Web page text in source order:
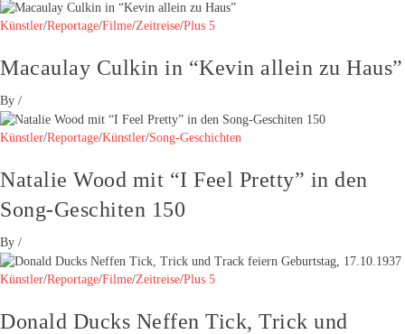
Künstler/Reportage/Filme/Zeitreise/Plus 5
Macaulay Culkin in “Kevin allein zu Haus”
By /
Künstler/Reportage/Künstler/Song-Geschichten
Natalie Wood mit “I Feel Pretty” in den
Song-Geschiten 150
By /
Künstler/Reportage/Filme/Zeitreise/Plus 5
Donald Ducks Neffen Tick, Trick und